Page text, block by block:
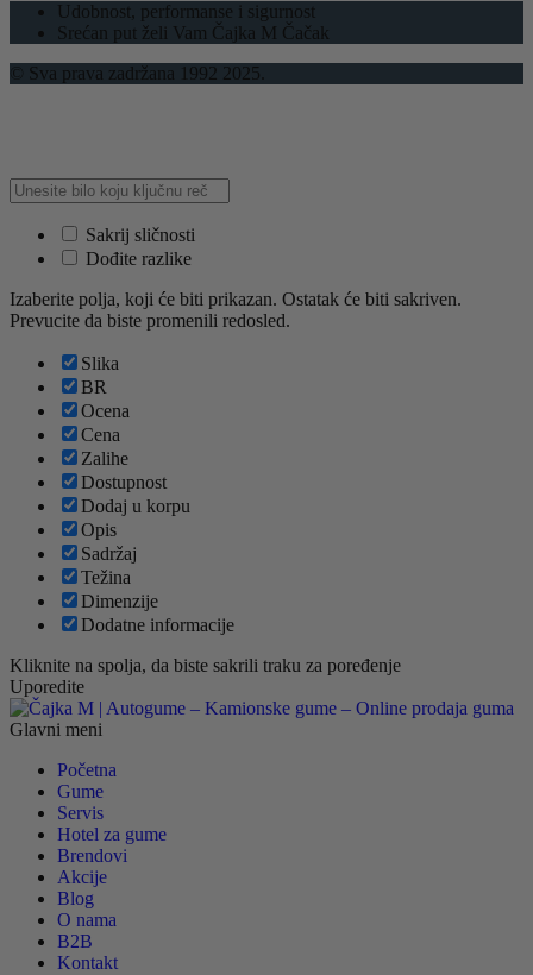
Udobnost, performanse i sigurnost
Srećan put želi Vam Čajka M Čačak
© Sva prava zadržana 1992 2025.
Sakrij sličnosti
Dođite razlike
Izaberite polja, koji će biti prikazan. Ostatak će biti sakriven.
Prevucite da biste promenili redosled.
Slika
BR
Ocena
Cena
Zalihe
Dostupnost
Dodaj u korpu
Opis
Sadržaj
Težina
Dimenzije
Dodatne informacije
Kliknite na spolja, da biste sakrili traku za poređenje
Uporedite
Glavni meni
Početna
Gume
Servis
Hotel za gume
Brendovi
Akcije
Blog
O nama
B2B
Kontakt